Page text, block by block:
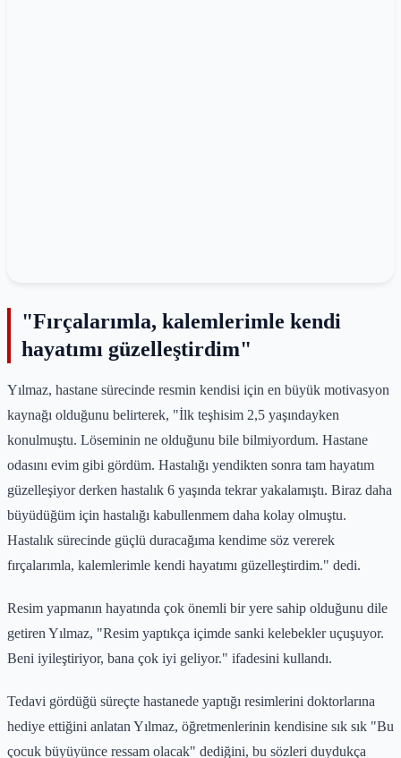
"Fırçalarımla, kalemlerimle kendi
hayatımı güzelleştirdim"
Yılmaz, hastane sürecinde resmin kendisi için en büyük motivasyon
kaynağı olduğunu belirterek, "İlk teşhisim 2,5 yaşındayken
konulmuştu. Löseminin ne olduğunu bile bilmiyordum. Hastane
odasını evim gibi gördüm. Hastalığı yendikten sonra tam hayatım
güzelleşiyor derken hastalık 6 yaşında tekrar yakalamıştı. Biraz daha
büyüdüğüm için hastalığı kabullenmem daha kolay olmuştu.
Hastalık sürecinde güçlü duracağıma kendime söz vererek
fırçalarımla, kalemlerimle kendi hayatımı güzelleştirdim." dedi.
Resim yapmanın hayatında çok önemli bir yere sahip olduğunu dile
getiren Yılmaz, "Resim yaptıkça içimde sanki kelebekler uçuşuyor.
Beni iyileştiriyor, bana çok iyi geliyor." ifadesini kullandı.
Tedavi gördüğü süreçte hastanede yaptığı resimlerini doktorlarına
hediye ettiğini anlatan Yılmaz, öğretmenlerinin kendisine sık sık "Bu
çocuk büyüyünce ressam olacak" dediğini, bu sözleri duydukça